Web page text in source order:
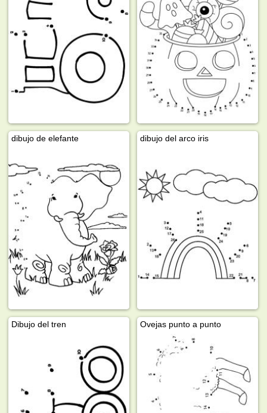
dibujo de elefante dibujo del arco iris
Dibujo del tren Ovejas punto a punto